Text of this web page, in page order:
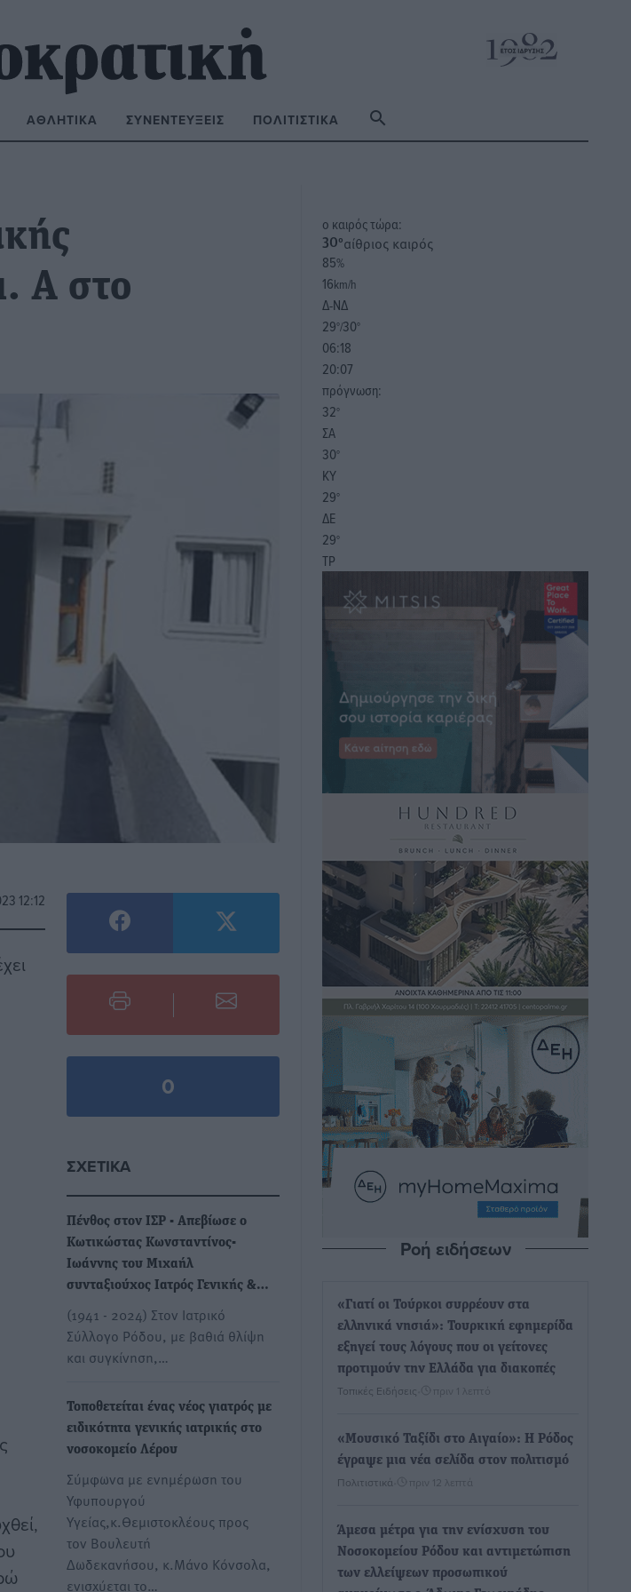
ΑΘΛΗΤΙΚΆ ΣΥΝΕΝΤΕΎΞΕΙΣ ΠΟΛΙΤΙΣΤΙΚΆ
Α στο
12:12
0
ΣΧΕΤΙΚΆ
Πένθος στον ΙΣΡ - Απεβίωσε ο
Κωτικώστας Κωνσταντίνος-
Ιωάννης του Μιχαήλ
συνταξιούχος Ιατρός Γενικής &…
(1941 - 2024) Στον Ιατρικό
Σύλλογο Ρόδου, με βαθιά θλίψη
και συγκίνηση,…
Τοποθετείται ένας νέος γιατρός με
ειδικότητα γενικής ιατρικής στο
νοσοκομείο Λέρου
Σύμφωνα με ενημέρωση του
Υφυπουργού
Υγείας,κ.Θεμιστοκλέους προς
τον Βουλευτή
Δωδεκανήσου, κ.Μάνο Κόνσολα,
ενισχύεται το…
o καιρός τώρα:
30°αίθριος καιρός
85%
16km/h
Δ-ΝΔ
29°/30°
06:18
20:07
πρόγνωση:
32°
ΣΑ
30°
ΚΥ
29°
ΔΕ
29°
ΤΡ
Ροή ειδήσεων
«Γιατί οι Τούρκοι συρρέουν στα
ελληνικά νησιά»: Τουρκική εφημερίδα
εξηγεί τους λόγους που οι γείτονες
προτιμούν την Ελλάδα για διακοπές
Τοπικές Ειδήσεις πριν 1 λεπτό
«Μουσικό Ταξίδι στο Αιγαίο»: Η Ρόδος
έγραψε μια νέα σελίδα στον πολιτισμό
Πολιτιστικά πριν 12 λεπτά
Άμεσα μέτρα για την ενίσχυση του
Νοσοκομείου Ρόδου και αντιμετώπιση
των ελλείψεων προσωπικού